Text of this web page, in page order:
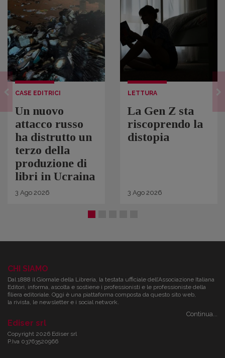
CASE EDITRICI
Un nuovo
attacco russo
ha distrutto un
terzo della
produzione di
libri in Ucraina
3 Ago 2026
LETTURA
La Gen Z sta
riscoprendo la
distopia
3 Ago 2026
CHI SIAMO
Dal 1888 il Giornale della Libreria, la testata ufficiale dell’Associazione Italiana
Editori, informa, ascolta e sostiene i professionisti e le professioniste della
filiera editoriale. Oggi è una piattaforma composta da questo sito web,
la rivista, le newsletter e i social network.
Continua...
Ediser srl
Copyright 2026 Ediser srl
P.Iva 03763520966